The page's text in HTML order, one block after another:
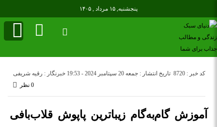
پنجشنبه, ۱۵ مرداد , ۱۴۰۵
تاریخ انتشار : جمعه 20 سپتامبر 2024 - 19:53 خبرنگار : رقیه شریفی
کد خبر : 8720
0 نظر
آموزش گام‌به‌گام زیباترین پاپوش قلاب‌بافی